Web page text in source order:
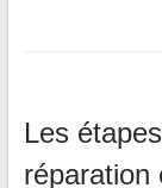
Les
réparation